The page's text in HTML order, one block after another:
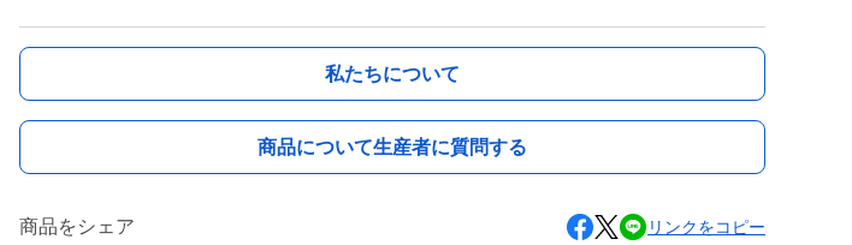
私たちについて
商品について生産者に質問する
商品をシェア リンクをコピー